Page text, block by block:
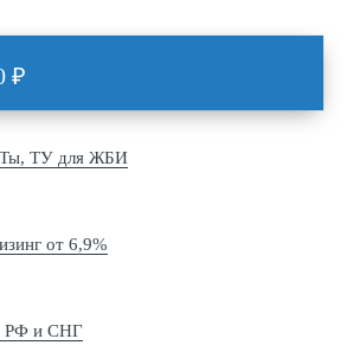
₽
ТУ для ЖБИ
от 6,9%
РФ и СНГ